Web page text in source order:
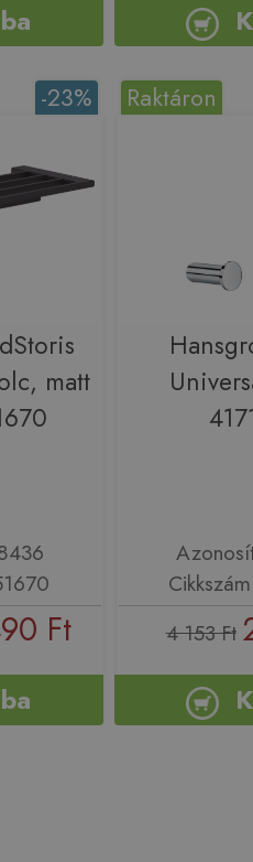
-23%
matt
Ft
Raktáron
4 153 Ft